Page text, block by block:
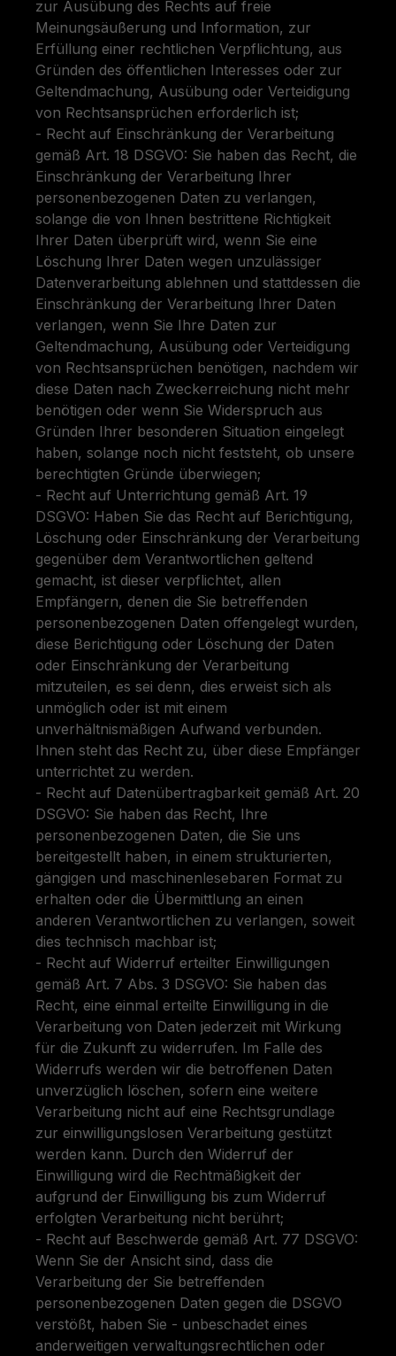
zur Ausübung des Rechts auf freie
Meinungsäußerung und Information, zur
Erfüllung einer rechtlichen Verpflichtung, aus
Gründen des öffentlichen Interesses oder zur
Geltendmachung, Ausübung oder Verteidigung
von Rechtsansprüchen erforderlich ist;
- Recht auf Einschränkung der Verarbeitung
gemäß Art. 18 DSGVO: Sie haben das Recht, die
Einschränkung der Verarbeitung Ihrer
personenbezogenen Daten zu verlangen,
solange die von Ihnen bestrittene Richtigkeit
Ihrer Daten überprüft wird, wenn Sie eine
Löschung Ihrer Daten wegen unzulässiger
Datenverarbeitung ablehnen und stattdessen die
Einschränkung der Verarbeitung Ihrer Daten
verlangen, wenn Sie Ihre Daten zur
Geltendmachung, Ausübung oder Verteidigung
von Rechtsansprüchen benötigen, nachdem wir
diese Daten nach Zweckerreichung nicht mehr
benötigen oder wenn Sie Widerspruch aus
Gründen Ihrer besonderen Situation eingelegt
haben, solange noch nicht feststeht, ob unsere
berechtigten Gründe überwiegen;
- Recht auf Unterrichtung gemäß Art. 19
DSGVO: Haben Sie das Recht auf Berichtigung,
Löschung oder Einschränkung der Verarbeitung
gegenüber dem Verantwortlichen geltend
gemacht, ist dieser verpflichtet, allen
Empfängern, denen die Sie betreffenden
personenbezogenen Daten offengelegt wurden,
diese Berichtigung oder Löschung der Daten
oder Einschränkung der Verarbeitung
mitzuteilen, es sei denn, dies erweist sich als
unmöglich oder ist mit einem
unverhältnismäßigen Aufwand verbunden.
Ihnen steht das Recht zu, über diese Empfänger
unterrichtet zu werden.
- Recht auf Datenübertragbarkeit gemäß Art. 20
DSGVO: Sie haben das Recht, Ihre
personenbezogenen Daten, die Sie uns
bereitgestellt haben, in einem strukturierten,
gängigen und maschinenlesebaren Format zu
erhalten oder die Übermittlung an einen
anderen Verantwortlichen zu verlangen, soweit
dies technisch machbar ist;
- Recht auf Widerruf erteilter Einwilligungen
gemäß Art. 7 Abs. 3 DSGVO: Sie haben das
Recht, eine einmal erteilte Einwilligung in die
Verarbeitung von Daten jederzeit mit Wirkung
für die Zukunft zu widerrufen. Im Falle des
Widerrufs werden wir die betroffenen Daten
unverzüglich löschen, sofern eine weitere
Verarbeitung nicht auf eine Rechtsgrundlage
zur einwilligungslosen Verarbeitung gestützt
werden kann. Durch den Widerruf der
Einwilligung wird die Rechtmäßigkeit der
aufgrund der Einwilligung bis zum Widerruf
erfolgten Verarbeitung nicht berührt;
- Recht auf Beschwerde gemäß Art. 77 DSGVO:
Wenn Sie der Ansicht sind, dass die
Verarbeitung der Sie betreffenden
personenbezogenen Daten gegen die DSGVO
verstößt, haben Sie - unbeschadet eines
anderweitigen verwaltungsrechtlichen oder